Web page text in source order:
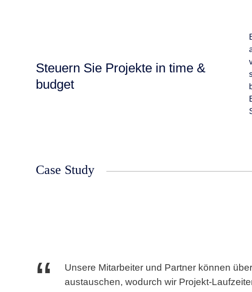
Steuern Sie Projekte in time &
budget
Case Study
Unsere Mitarbeiter und Partner können
austauschen, wodurch wir Projekt-